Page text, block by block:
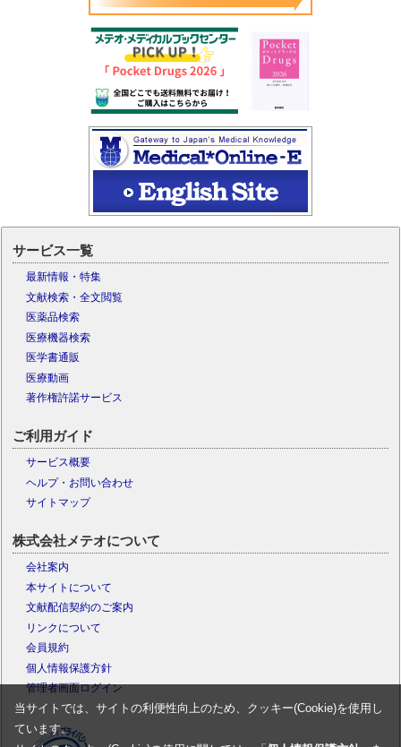
サービス一覧
最新情報・特集
文献検索・全文閲覧
医薬品検索
医療機器検索
医学書通販
医療動画
著作権許諾サービス
ご利用ガイド
サービス概要
ヘルプ・お問い合わせ
サイトマップ
株式会社メテオについて
会社案内
本サイトについて
文献配信契約のご案内
リンクについて
会員規約
個人情報保護方針
管理者画面ログイン
当サイトでは、サイトの利便性向上のため、クッキー(Cookie)を使用し
ています。